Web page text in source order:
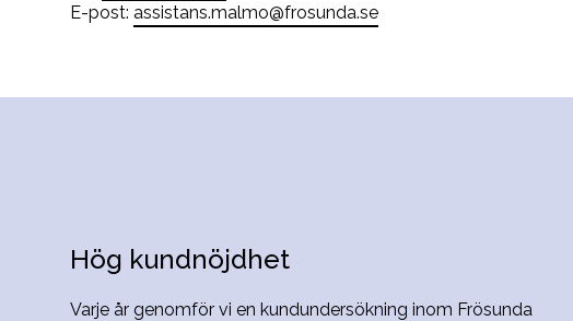
E-post: assistans.malmo@frosunda.se
Hög kundnöjdhet
Varje år genomför vi en kundundersökning inom Frösunda